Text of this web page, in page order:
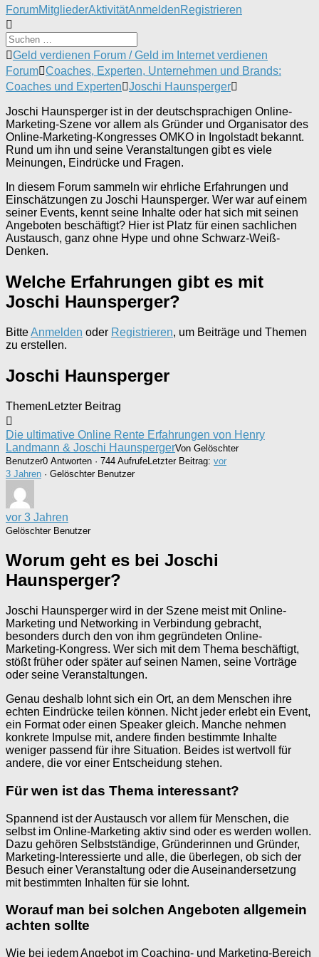
Forum-
Navigation
ForumMitgliederAktivitätAnmeldenRegistrieren
Forum-
Breadcrumbs
-
Du
hier:
Geld verdienen Forum / Geld im Internet verdienen
Forum Coaches, Experten, Unternehmen und Brands:
Coaches und Experten
Joschi Haunsperger
Joschi Haunsperger ist in der deutschsprachigen Online-
Marketing-Szene vor allem als Gründer und Organisator des
Online-Marketing-Kongresses OMKO in Ingolstadt bekannt.
Rund um ihn und seine Veranstaltungen gibt es viele
Meinungen, Eindrücke und Fragen.
In diesem Forum sammeln wir ehrliche Erfahrungen und
Einschätzungen zu Joschi Haunsperger. Wer war auf einem
seiner Events, kennt seine Inhalte oder hat sich mit seinen
Angeboten beschäftigt? Hier ist Platz für einen sachlichen
Austausch, ganz ohne Hype und ohne Schwarz-Weiß-
Denken.
Welche Erfahrungen gibt es mit
Joschi Haunsperger?
BitteAnmelden oder Registrieren, um Beiträge und Themen
zu erstellen.
Joschi Haunsperger
Themen Letzter Beitrag
Die ultimative Online Rente Erfahrungen von Henry
Landmann & Joschi HaunspergerVon Gelöschter
Benutzer0 Antworten · 744 AufrufeLetzter Beitrag: vor
3 Jahren · Gelöschter Benutzer
vor 3 Jahren
Gelöschter Benutzer
Worum geht es bei Joschi
Haunsperger?
Joschi Haunsperger wird in der Szene meist mit Online-
Marketing und Networking in Verbindung gebracht,
besonders durch den von ihm gegründeten Online-
Marketing-Kongress. Wer sich mit dem Thema beschäftigt,
stößt früher oder später auf seinen Namen, seine Vorträge
oder seine Veranstaltungen.
Genau deshalb lohnt sich ein Ort, an dem Menschen ihre
echten Eindrücke teilen können. Nicht jeder erlebt ein Event,
ein Format oder einen Speaker gleich. Manche nehmen
konkrete Impulse mit, andere finden bestimmte Inhalte
weniger passend für ihre Situation. Beides ist wertvoll für
andere, die vor einer Entscheidung stehen.
Für wen ist das Thema interessant?
Spannend ist der Austausch vor allem für Menschen, die
selbst im Online-Marketing aktiv sind oder es werden wollen.
Dazu gehören Selbstständige, Gründerinnen und Gründer,
Marketing-Interessierte und alle, die überlegen, ob sich der
Besuch einer Veranstaltung oder die Auseinandersetzung
mit bestimmten Inhalten für sie lohnt.
Worauf man bei solchen Angeboten allgemein
achten sollte
Wie bei jedem Angebot im Coaching- und Marketing-Bereich